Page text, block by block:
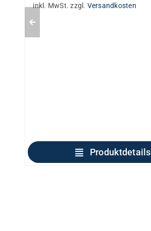
inkl. MwSt. zzgl. Versandkosten
Produktdetails